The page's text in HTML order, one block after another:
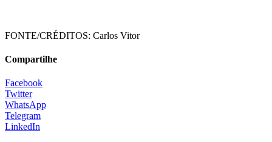
FONTE/CRÉDITOS: Carlos Vitor
Compartilhe
Facebook
Twitter
WhatsApp
Telegram
LinkedIn